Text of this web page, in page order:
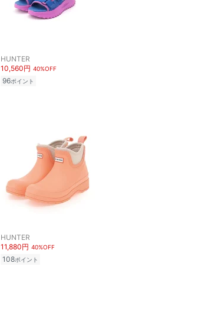
HUNTER
10,560円 40%OFF
96ポイント
HUNTER
11,880円 40%OFF
108ポイント